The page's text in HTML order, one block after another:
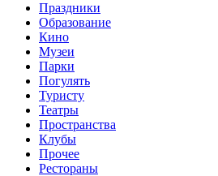
Праздники
Образование
Кино
Музеи
Парки
Погулять
Туристу
Театры
Пространства
Клубы
Прочее
Рестораны